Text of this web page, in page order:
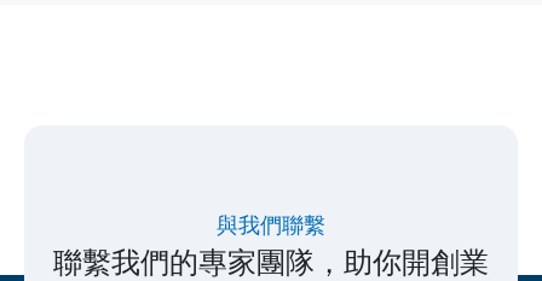
與我們聯繫
聯繫我們的專家團隊，助你開創業